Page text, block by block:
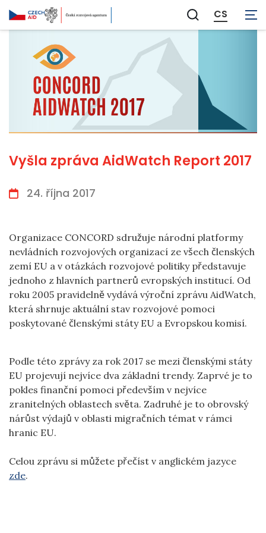
Zobrazit
vyhledávání
CS
Vyšla zpráva AidWatch Report 2017
24. října 2017
Organizace CONCORD sdružuje národní platformy
nevládních rozvojových organizací ze všech členských
zemí EU a v otázkách rozvojové politiky představuje
jednoho z hlavních partnerů evropských institucí. Od
roku 2005 pravidelně vydává výroční zprávu AidWatch,
která shrnuje aktuální stav rozvojové pomoci
poskytované členskými státy EU a Evropskou komisí.
Podle této zprávy za rok 2017 se mezi členskými státy
EU projevují nejvíce dva základní trendy. Zaprvé je to
pokles finanční pomoci především v nejvíce
zranitelných oblastech světa. Zadruhé je to obrovský
nárůst výdajů v oblasti migračních témat v rámci
hranic EU.
Celou zprávu si můžete přečíst v anglickém jazyce
zde.